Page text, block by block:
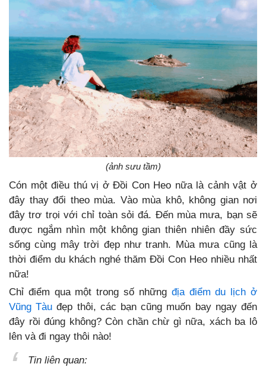
(ảnh sưu tầm)
Cón một điều thú vị ở Đồi Con Heo nữa là cảnh vật ở
đây thay đổi theo mùa. Vào mùa khô, không gian nơi
đây trơ trọi với chỉ toàn sỏi đá. Đến mùa mưa, bạn sẽ
được ngắm nhìn một không gian thiên nhiên đầy sức
sống cùng mây trời đẹp như tranh. Mùa mưa cũng là
thời điểm du khách nghé thăm Đồi Con Heo nhiều nhất
nữa!
Chỉ điểm qua một trong số những địa điểm du lịch ở
Vũng Tàu đẹp thôi, các bạn cũng muốn bay ngay đến
đây rồi đúng không? Còn chần chừ gì nữa, xách ba lô
lên và đi ngay thôi nào!
Tin liên quan: